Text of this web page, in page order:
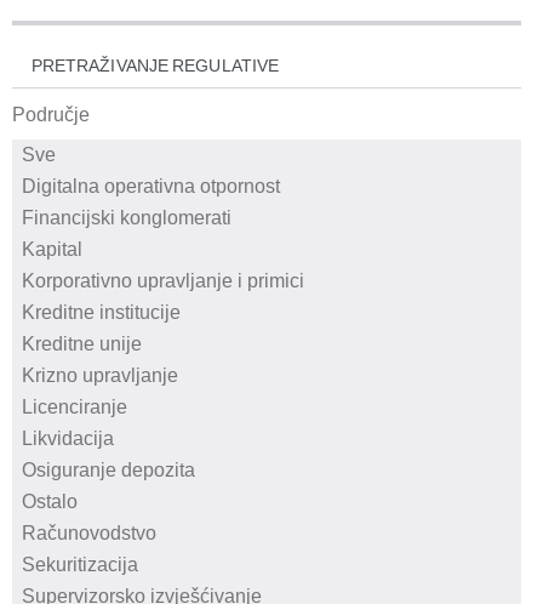
PRETRAŽIVANJE REGULATIVE
Područje